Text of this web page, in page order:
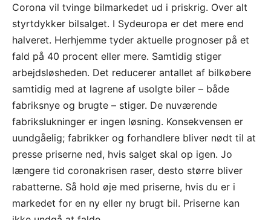
Corona vil tvinge bilmarkedet ud i priskrig. Over alt
styrtdykker bilsalget. I Sydeuropa er det mere end
halveret. Herhjemme tyder aktuelle prognoser på et
fald på 40 procent eller mere. Samtidig stiger
arbejdsløsheden. Det reducerer antallet af bilkøbere
samtidig med at lagrene af usolgte biler – både
fabriksnye og brugte – stiger. De nuværende
fabrikslukninger er ingen løsning. Konsekvensen er
uundgåelig; fabrikker og forhandlere bliver nødt til at
presse priserne ned, hvis salget skal op igen. Jo
længere tid coronakrisen raser, desto større bliver
rabatterne. Så hold øje med priserne, hvis du er i
markedet for en ny eller ny brugt bil. Priserne kan